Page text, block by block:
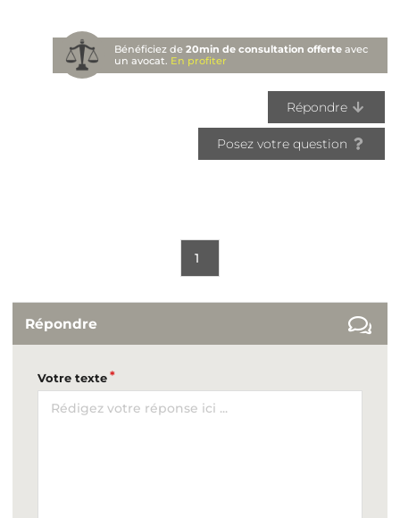
Bénéficiez de20min de consultation offerte avec
un avocat. En profiter
Répondre
Posez votre question
1
Répondre
Votre texte